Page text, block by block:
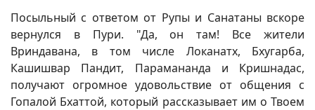
Посыльный с ответом от Рупы и Санатаны вскоре
вернулся в Пури. "Да, он там! Все жители
Вриндавана, в том числе Локанатх, Бхугарба,
Кашишвар Пандит, Парамананда и Кришнадас,
получают огромное удовольствие от общения с
Гопалой Бхаттой, который рассказывает им о Твоем